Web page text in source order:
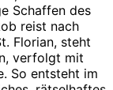
Schaffen des
reist nach
Florian, steht
verfolgt mit
So entsteht im